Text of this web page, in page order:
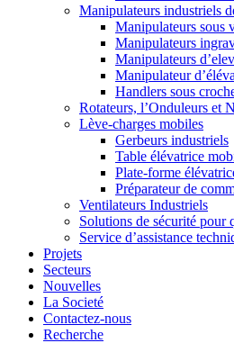
Manipulateurs industriels
Manipulateurs sous
Manipulateurs
Manipulateurs
Manipulateur
Handlers sous
Rotateurs, l’Onduleurs et
Lève-charges mobiles
Gerbeurs industriels
Table élévatrice
Plate-forme
Préparateur de
Ventilateurs Industriels
Solutions de sécurité pour
Service d’assistance
Projets
Secteurs
Nouvelles
La Societé
Contactez-nous
Recherche